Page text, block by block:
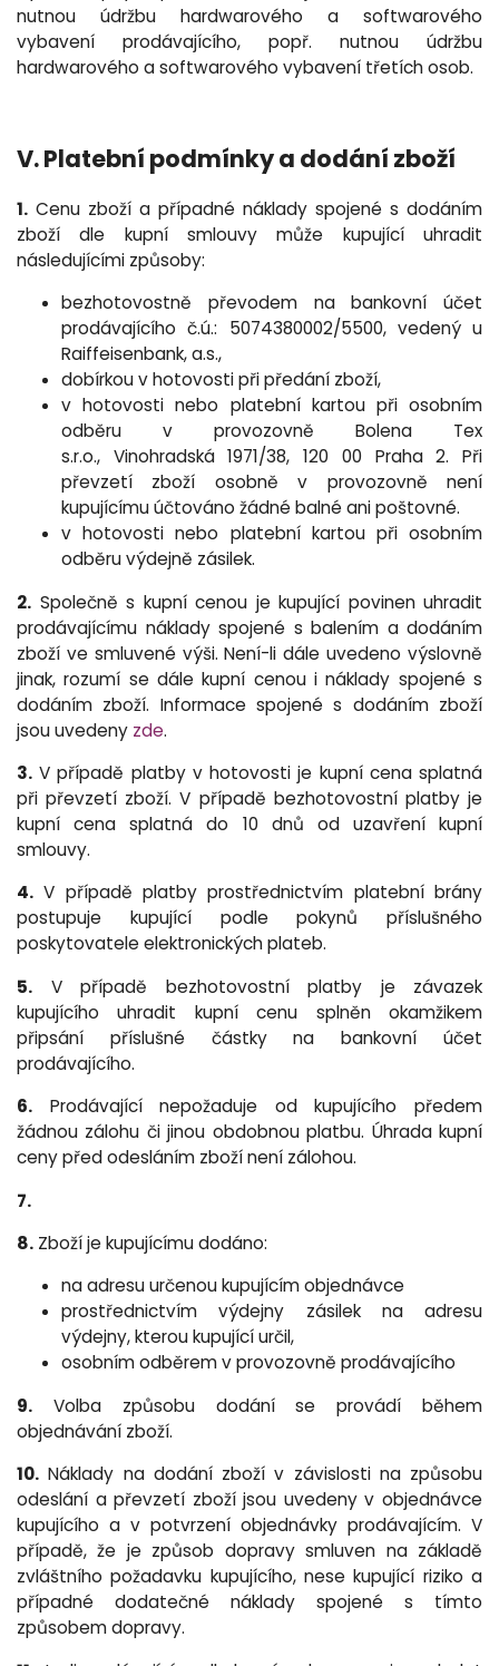
nutnou údržbu hardwarového a softwarového
vybavení prodávajícího, popř. nutnou údržbu
hardwarového a softwarového vybavení třetích osob.
V. Platební podmínky a dodání zboží
1. Cenu zboží a případné náklady spojené s dodáním
zboží dle kupní smlouvy může kupující uhradit
následujícími způsoby:
bezhotovostně převodem na bankovní účet
prodávajícíhoč.ú.: 5074380002/5500, vedený u
Raiffeisenbank, a.s.,
dobírkou v hotovosti při předání zboží,
v hotovosti nebo platební kartou při osobním
odběru v provozovně Bolena Tex
s.r.o., Vinohradská 1971/38, 120 00 Praha 2. Při
převzetí zboží osobně v provozovně není
kupujícímu účtováno žádné balné ani poštovné.
v hotovosti nebo platební kartou při osobním
odběru výdejně zásilek.
2. Společně s kupní cenou je kupující povinen uhradit
prodávajícímu náklady spojené s balením a dodáním
zboží ve smluvené výši. Není-li dále uvedeno výslovně
jinak, rozumí se dále kupní cenou i náklady spojené s
dodáním zboží. Informace spojené s dodáním zboží
jsou uvedeny zde.
3. V případě platby v hotovosti je kupní cena splatná
při převzetí zboží. V případě bezhotovostní platby je
kupní cena splatná do 10 dnů od uzavření kupní
smlouvy.
4. V případě platby prostřednictvím platební brány
postupuje kupující podle pokynů příslušného
poskytovatele elektronických plateb.
5. V případě bezhotovostní platby je závazek
kupujícího uhradit kupní cenu splněn okamžikem
připsání příslušné částky na bankovní účet
prodávajícího.
6. Prodávající nepožaduje od kupujícího předem
žádnou zálohu či jinou obdobnou platbu. Úhrada kupní
ceny před odesláním zboží není zálohou.
7.
8. Zboží je kupujícímu dodáno:
na adresu určenou kupujícím objednávce
prostřednictvím výdejny zásilek na adresu
výdejny, kterou kupující určil,
osobním odběrem v provozovně prodávajícího
9.
Volba způsobu dodání se provádí během
objednávání zboží.
10. Náklady na dodání zboží v závislosti na způsobu
odeslání a převzetí zboží jsou uvedeny v objednávce
kupujícího a v potvrzení objednávky prodávajícím. V
případě, že je způsob dopravy smluven na základě
zvláštního požadavku kupujícího, nese kupující riziko a
případné dodatečné náklady spojené s tímto
způsobem dopravy.